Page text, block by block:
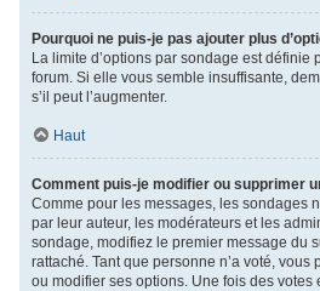
Pourquoi ne puis-je pas ajouter plus
La limite d’options par sondage est définie
forum. Si elle vous semble insuffisante,
s’il peut l’augmenter.
Haut
Comment puis-je modifier ou supprimer
Comme pour les messages, les sondages
par leur auteur, les modérateurs et les
sondage, modifiez le premier message du
rattaché. Tant que personne n’a voté,
ou modifier ses options. Une fois des votes